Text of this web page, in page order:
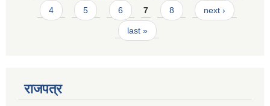
4 5 6 7 8 next ›
last »
राजपत्र